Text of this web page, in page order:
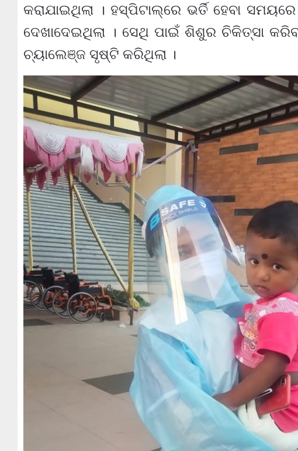
କରାଯାଇଥିଲା । ହସ୍ପିଟାଲ୍‌ରେ ଭର୍ତି ହେବା
ଦେଖାଦେଇଥିଲା । ସେଥି ପାଇଁ ଶିଶୁର ଚିକିତ୍ସା
ଚ୍ୟାଲେଞ୍ଜ ସୃଷ୍ଟି କରିଥିଲା ।